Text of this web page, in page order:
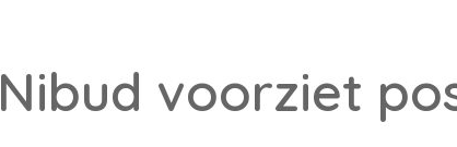
Nibud voorziet